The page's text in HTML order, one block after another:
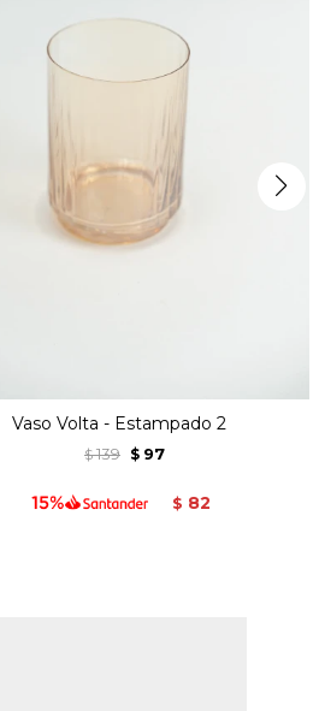
Vaso Volta - Estampado 2
$ 139 $ 97
$ 82